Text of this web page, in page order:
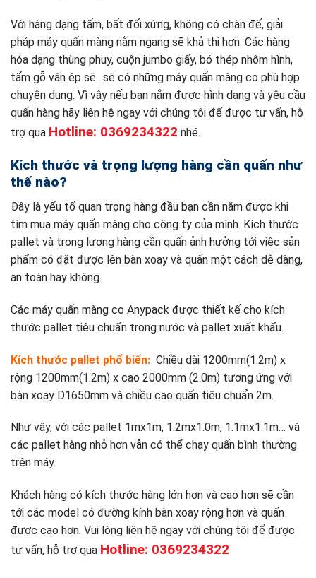
Với hàng dạng tấm, bất đối xứng, không có chân đế, giải
pháp máy quấn màng nằm ngang sẽ khả thi hơn. Các hàng
hóa dạng thùng phuy, cuộn jumbo giấy, bó thép nhôm hình,
tấm gỗ ván ép sẽ…sẽ có những máy quấn màng co phù hợp
chuyên dụng. Vì vậy nếu bạn nắm được hình dạng và yêu cầu
quấn hàng hãy liên hệ ngay với chúng tôi để được tư vấn, hỗ
trợ qua Hotline: 0369234322 nhé.
Kích thước và trọng lượng hàng cần quấn như
thế nào?
Đây là yếu tố quan trọng hàng đầu bạn cần nắm được khi
tìm mua máy quấn màng cho công ty của mình. Kích thước
pallet và trọng lượng hàng cần quấn ảnh hưởng tới việc sản
phẩm có đặt được lên bàn xoay và quấn một cách dễ dàng,
an toàn hay không.
Các máy quấn màng co Anypack được thiết kế cho kích
thước pallet tiêu chuẩn trong nước và pallet xuất khẩu.
Kích thước pallet phổ biến: Chiều dài 1200mm(1.2m) x
rộng 1200mm(1.2m) x cao 2000mm (2.0m) tương ứng với
bàn xoay D1650mm và chiều cao quấn tiêu chuẩn 2m.
Như vậy, với các pallet 1mx1m, 1.2mx1.0m, 1.1mx1.1m… và
các pallet hàng nhỏ hơn vẫn có thể chạy quấn bình thường
trên máy.
Khách hàng có kích thước hàng lớn hơn và cao hơn sẽ cần
tới các model có đường kính bàn xoay rộng hơn và quấn
được cao hơn. Vui lòng liên hệ ngay với chúng tôi để được
tư vấn, hỗ trợ qua Hotline: 0369234322